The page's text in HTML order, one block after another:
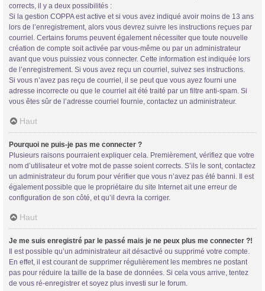
Forum d'information sur les transidentités masculines FtM/FtX/Ft*
corrects, il y a deux possibilités :
Si la gestion COPPA est active et si vous avez indiqué avoir moins de 13 ans
lors de l’enregistrement, alors vous devrez suivre les instructions reçues par
courriel. Certains forums peuvent également nécessiter que toute nouvelle
création de compte soit activée par vous-même ou par un administrateur
avant que vous puissiez vous connecter. Cette information est indiquée lors
de l’enregistrement. Si vous avez reçu un courriel, suivez ses instructions.
Si vous n’avez pas reçu de courriel, il se peut que vous ayez fourni une
adresse incorrecte ou que le courriel ait été traité par un filtre anti-spam. Si
vous êtes sûr de l’adresse courriel fournie, contactez un administrateur.
Haut
Pourquoi ne puis-je pas me connecter ?
Plusieurs raisons pourraient expliquer cela. Premièrement, vérifiez que votre
nom d’utilisateur et votre mot de passe soient corrects. S’ils le sont, contactez
un administrateur du forum pour vérifier que vous n’avez pas été banni. Il est
également possible que le propriétaire du site Internet ait une erreur de
configuration de son côté, et qu’il devra la corriger.
Haut
Je me suis enregistré par le passé mais je ne peux plus me connecter ?!
Il est possible qu’un administrateur ait désactivé ou supprimé votre compte.
En effet, il est courant de supprimer régulièrement les membres ne postant
pas pour réduire la taille de la base de données. Si cela vous arrive, tentez
de vous ré-enregistrer et soyez plus investi sur le forum.